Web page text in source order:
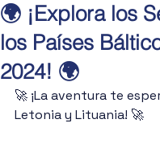
🌍 ¡Explora los
los Países
2024! 🌍
🚀 ¡La aventura te
Letonia y Lituania! 🚀